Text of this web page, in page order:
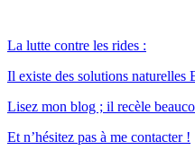
La lutte contre les rides :
Il existe des solutions naturelles
Lisez mon blog ; il recèle
Et n’hésitez pas à me contacter !